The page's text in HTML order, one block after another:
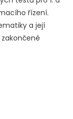
řízení.
a její